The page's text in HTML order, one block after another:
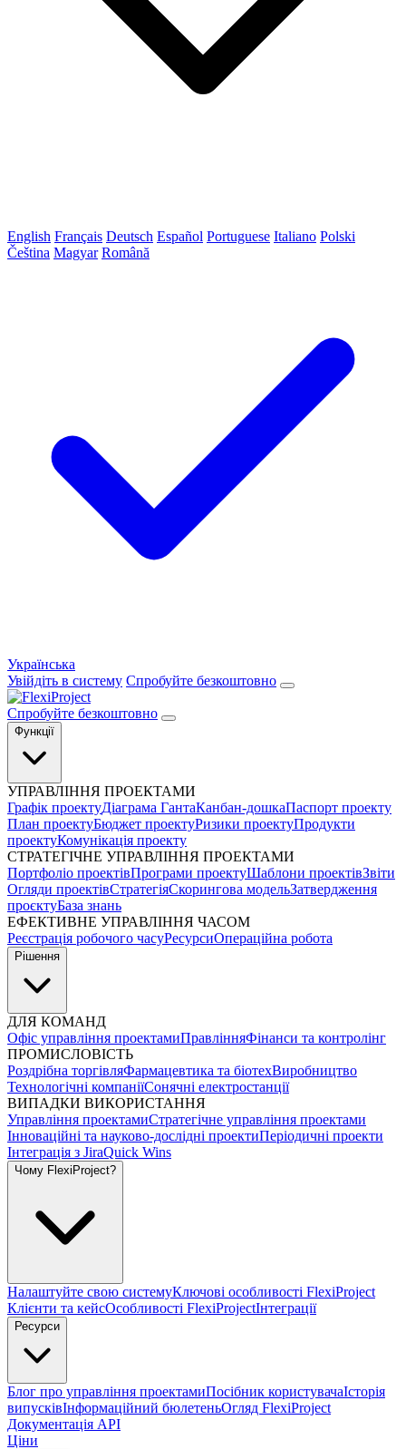
English Français Deutsch Español Portuguese Italiano Polski
Čeština Magyar Română
Українська
Увійдіть в систему Спробуйте безкоштовно
Спробуйте безкоштовно
Функції
УПРАВЛІННЯ ПРОЕКТАМИ
Графік проектуДіаграма ГантаКанбан-дошкаПаспорт проекту
План проектуБюджет проектуРизики проектуПродукти
проектуКомунікація проекту
СТРАТЕГІЧНЕ УПРАВЛІННЯ ПРОЕКТАМИ
Портфоліо проектівПрограми проектуШаблони проектівЗвіти
Огляди проектівСтратегіяСкорингова модельЗатвердження
проєктуБаза знань
ЕФЕКТИВНЕ УПРАВЛІННЯ ЧАСОМ
Реєстрація робочого часуРесурсиОпераційна робота
Рішення
ДЛЯ КОМАНД
Офіс управління проектамиПравлінняФінанси та контролінг
ПРОМИСЛОВІСТЬ
Роздрібна торгівляФармацевтика та біотехВиробництво
Технологічні компаніїСонячні електростанції
ВИПАДКИ ВИКОРИСТАННЯ
Управління проектамиСтратегічне управління проектами
Інноваційні та науково-дослідні проектиПеріодичні проекти
Інтеграція з JiraQuick Wins
Чому FlexiProject?
Налаштуйте свою системуКлючові особливості FlexiProject
Клієнти та кейсОсобливості FlexiProjectІнтеграції
Ресурси
Блог про управління проектамиПосібник користувачаІсторія
випусківІнформаційний бюлетеньОгляд FlexiProject
Документація API
Ціни